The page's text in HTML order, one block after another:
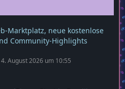
neue kostenlose
Community‑Highlights
4. August 2026 um 10:55